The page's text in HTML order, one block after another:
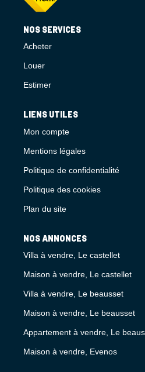
NOS SERVICES
Acheter
Louer
Estimer
LIENS UTILES
Mon compte
Mentions légales
Politique de confidentialité
Politique des cookies
Plan du site
NOS ANNONCES
Villa à vendre, Le castellet
Maison à vendre, Le castellet
Villa à vendre, Le beausset
Maison à vendre, Le beausset
Appartement à vendre, Le
Maison à vendre, Evenos